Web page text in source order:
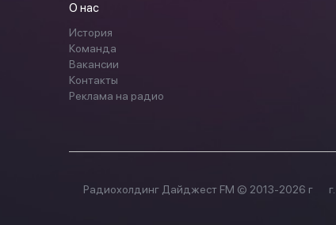
О нас
История
Команда
Вакансии
Контакты
Реклама на радио
Радиохолдинг Дайджест FM © 2013-2026 г